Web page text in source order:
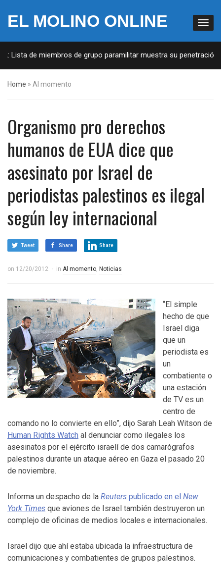
EL MOLINO ONLINE
Lista de miembros de grupo paramilitar muestra su penetración
Home » Al momento
Organismo pro derechos
humanos de EUA dice que
asesinato por Israel de
periodistas palestinos es ilegal
según ley internacional
Tweet Share Share
on 12/20/2012 in Al momento, Noticias
“El simple
hecho de que
Israel diga
que un
periodista es
un
combatiente o
una estación
de TV es un
centro de
comando no lo convierte en ello”, dijo Sarah Leah Witson de
Human Rights Watch al denunciar como ilegales los
asesinatos por el ejército israelí de dos camarógrafos
palestinos durante un ataque aéreo en Gaza el pasado 20
de noviembre.
Informa un despacho de la Reuters publicado en el New
York Times que aviones de Israel también destruyeron un
complejo de oficinas de medios locales e internacionales.
Israel dijo que ahí estaba ubicada la infraestructura de
comunicaciones y combatientes de grupos palestinos.